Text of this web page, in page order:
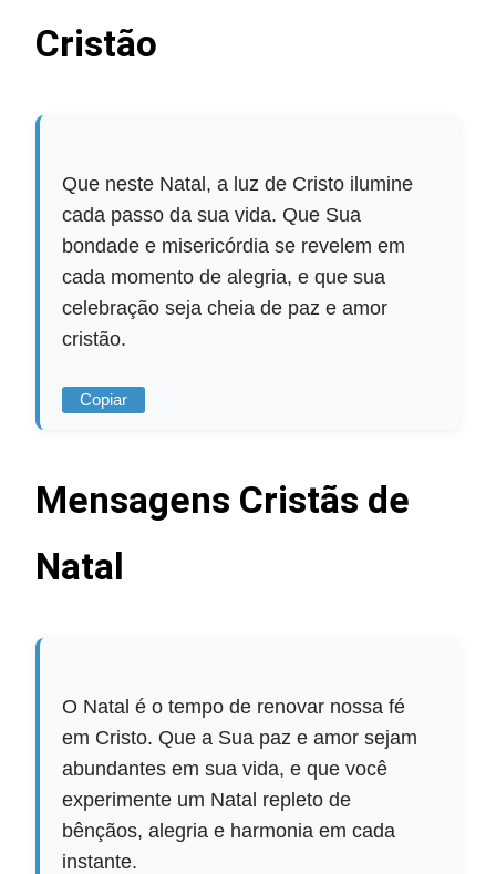
Cristão
Que neste Natal, a luz de Cristo ilumine
cada passo da sua vida. Que Sua
bondade e misericórdia se revelem em
cada momento de alegria, e que sua
celebração seja cheia de paz e amor
cristão.
Copiar
Mensagens Cristãs de
Natal
O Natal é o tempo de renovar nossa fé
em Cristo. Que a Sua paz e amor sejam
abundantes em sua vida, e que você
experimente um Natal repleto de
bênçãos, alegria e harmonia em cada
instante.